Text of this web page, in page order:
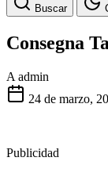
Buscar
Consegna
A admin
24 de marzo,
Publicidad